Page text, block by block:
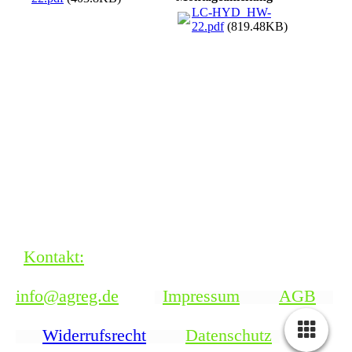
LC-HYD_HW-
22.pdf(819.48KB)
Kontakt:
info@agreg.de
Impressum
AGB
Widerrufsrecht
Datenschutz